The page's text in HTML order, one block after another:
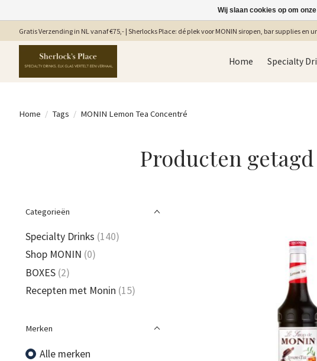
Gratis Verzending in NL vanaf €75,- | Sherlocks Place: dé plek voor MONIN siropen, bar supplies en
Home Specialty
Home / Tags / MONIN Lemon Tea Concentré
Producten
Categorieën
Specialty Drinks (140)
Shop MONIN (0)
BOXES (2)
Recepten met Monin (15)
Merken
Alle merken
Wij slaan cookies op om